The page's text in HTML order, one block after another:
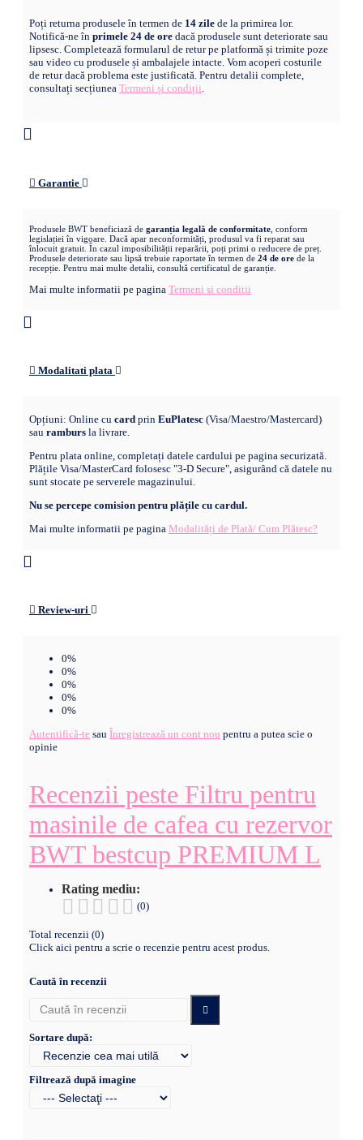
Poți returna produsele în termen de 14 zile de la primirea lor.
Notifică-ne în primele 24 de ore dacă produsele sunt deteriorate sau
lipsesc. Completează formularul de retur pe platformă și trimite poze
sau video cu produsele și ambalajele intacte. Vom acoperi costurile
de retur dacă problema este justificată. Pentru detalii complete,
consultați secțiunea Termeni și condiții.
Garantie
Produsele BWT beneficiază de garanția legală de conformitate , conform
legislației în vigoare. Dacă apar neconformități, produsul va fi reparat sau
înlocuit gratuit. În cazul imposibilității reparării, poți primi o reducere de preț.
Produsele deteriorate sau lipsă trebuie raportate în termen de 24 de ore de la
recepție. Pentru mai multe detalii, consultă certificatul de garanție.
Mai multe informatii pe pagina Termeni si conditii
Modalitati plata
Opțiuni: Online cu card prin EuPlatesc (Visa/Maestro/Mastercard)
sau ramburs la livrare.
Pentru plata online, completați datele cardului pe pagina securizată.
Plățile Visa/MasterCard folosesc "3-D Secure", asigurând că datele nu
sunt stocate pe serverele magazinului.
Nu se percepe comision pentru plățile cu cardul.
Mai multe informatii pe pagina Modalități de Plată/ Cum Plătesc?
Review-uri
0%
0%
0%
0%
0%
Autentifică-te sau Înregistrează un cont nou pentru a putea scie o
opinie
Recenzii peste Filtru pentru
masinile de cafea cu rezervor
BWT bestcup PREMIUM L
Rating mediu:
(0)
Total recenzii (0)
Click aici pentru a scrie o recenzie pentru acest produs.
Caută în recenzii
Sortare după:
Filtrează după imagine